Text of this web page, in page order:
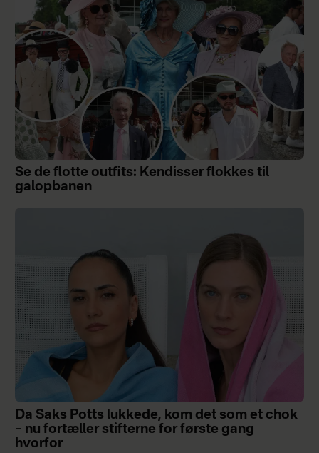
Se de flotte outfits: Kendisser flokkes til
galopbanen
Da Saks Potts lukkede, kom det som et chok
– nu fortæller stifterne for første gang
hvorfor